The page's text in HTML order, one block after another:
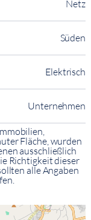
Netz
Süden
Elektrisch
Unternehmen
Fläche, wurden
ausschließlich
Richtigkeit dieser
alle Angaben